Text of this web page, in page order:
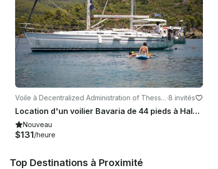
Voile à Decentralized Administration of Thessal
y and Central Greece
·8 invités
Location d'un voilier Bavaria de 44 pieds à Halkidiki pour un maximum de 8 personnes
Nouveau
$131/heure
Top Destinations à Proximité